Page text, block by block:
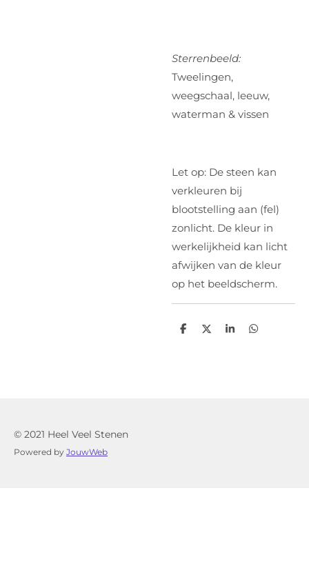
Sterrenbeeld:
Tweelingen,
weegschaal, leeuw,
waterman & vissen
Let op: De steen kan
verkleuren bij
blootstelling aan (fel)
zonlicht. De kleur in
werkelijkheid kan licht
afwijken van de kleur
op het beeldscherm.
D
D
S
D
© 2021 Heel Veel Stenen
Powered by JouwWeb